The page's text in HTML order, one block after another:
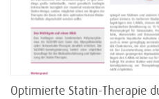
Optimierte Statin-Therapie